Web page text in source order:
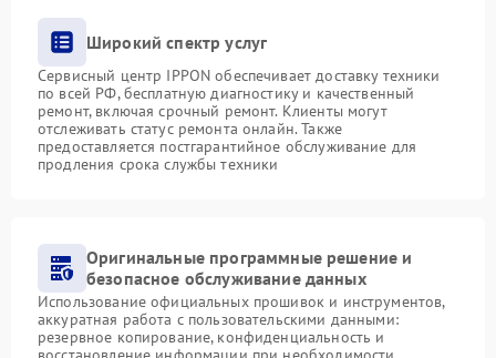
Широкий спектр услуг
Сервисный центр IPPON обеспечивает доставку техники
по всей РФ, бесплатную диагностику и качественный
ремонт, включая срочный ремонт. Клиенты могут
отслеживать статус ремонта онлайн. Также
предоставляется постгарантийное обслуживание для
продления срока службы техники
Оригинальные программные решение и
безопасное обслуживание данных
Использование официальных прошивок и инструментов,
аккуратная работа с пользовательскими данными:
резервное копирование, конфиденциальность и